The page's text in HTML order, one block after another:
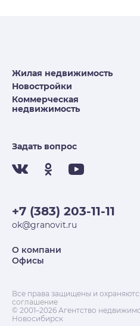
Жилая недвижимость
Новостройки
Коммерческая
недвижимость
Задать вопрос
+7 (383) 203-11-11
ok@granovit.ru
О компани
Офисы
Все права защищены и
соглашение
© 2001–2026 Агентство
Новосибирск